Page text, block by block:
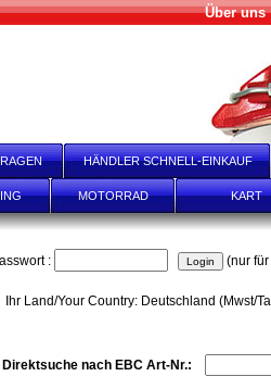
Über uns
HÄNDLER SCHNELL-EINKAUF
MOTORRAD KART
: (nur
Ihr Land/Your Country: Deutschland (Mwst/
Direktsuche nach EBC Art-Nr.: